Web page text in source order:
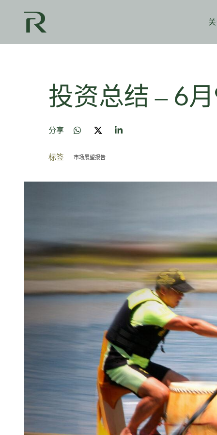
投资总结 – 6
分享
标签 市场展望报告